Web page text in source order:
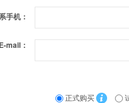
手机：
mail：
正式购买